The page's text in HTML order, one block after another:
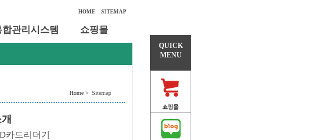
QUICK
MENU
관리시스템 쇼핑몰
HOME SITEMAP
Home > Sitemap
카드리더기